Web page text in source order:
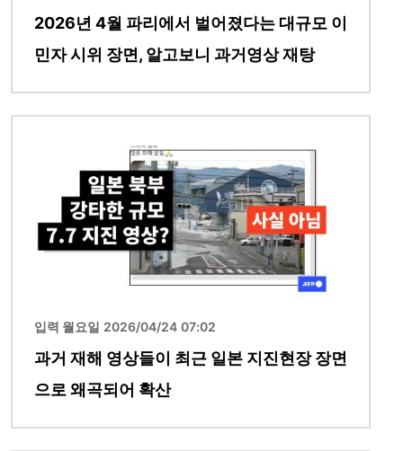
2026년 4월 파리에서 벌어졌다는 대규모 이
민자 시위 장면, 알고보니 과거영상 재탕
입력 월요일 2026/04/24 07:02
과거 재해 영상들이 최근 일본 지진현장 장면
으로 왜곡되어 확산